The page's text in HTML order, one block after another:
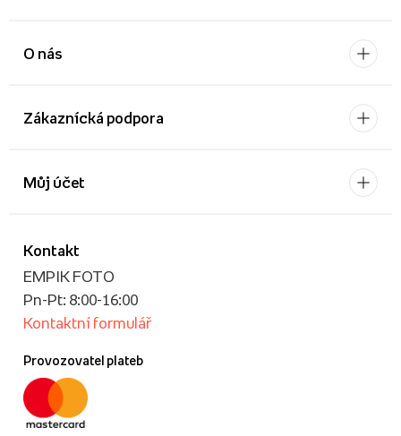
O nás
Zákaznícká podpora
Kontakt
EMPIK FOTO
Pn-Pt: 8:00-16:00
Kontaktní formulář
Provozovatel plateb
Můj účet